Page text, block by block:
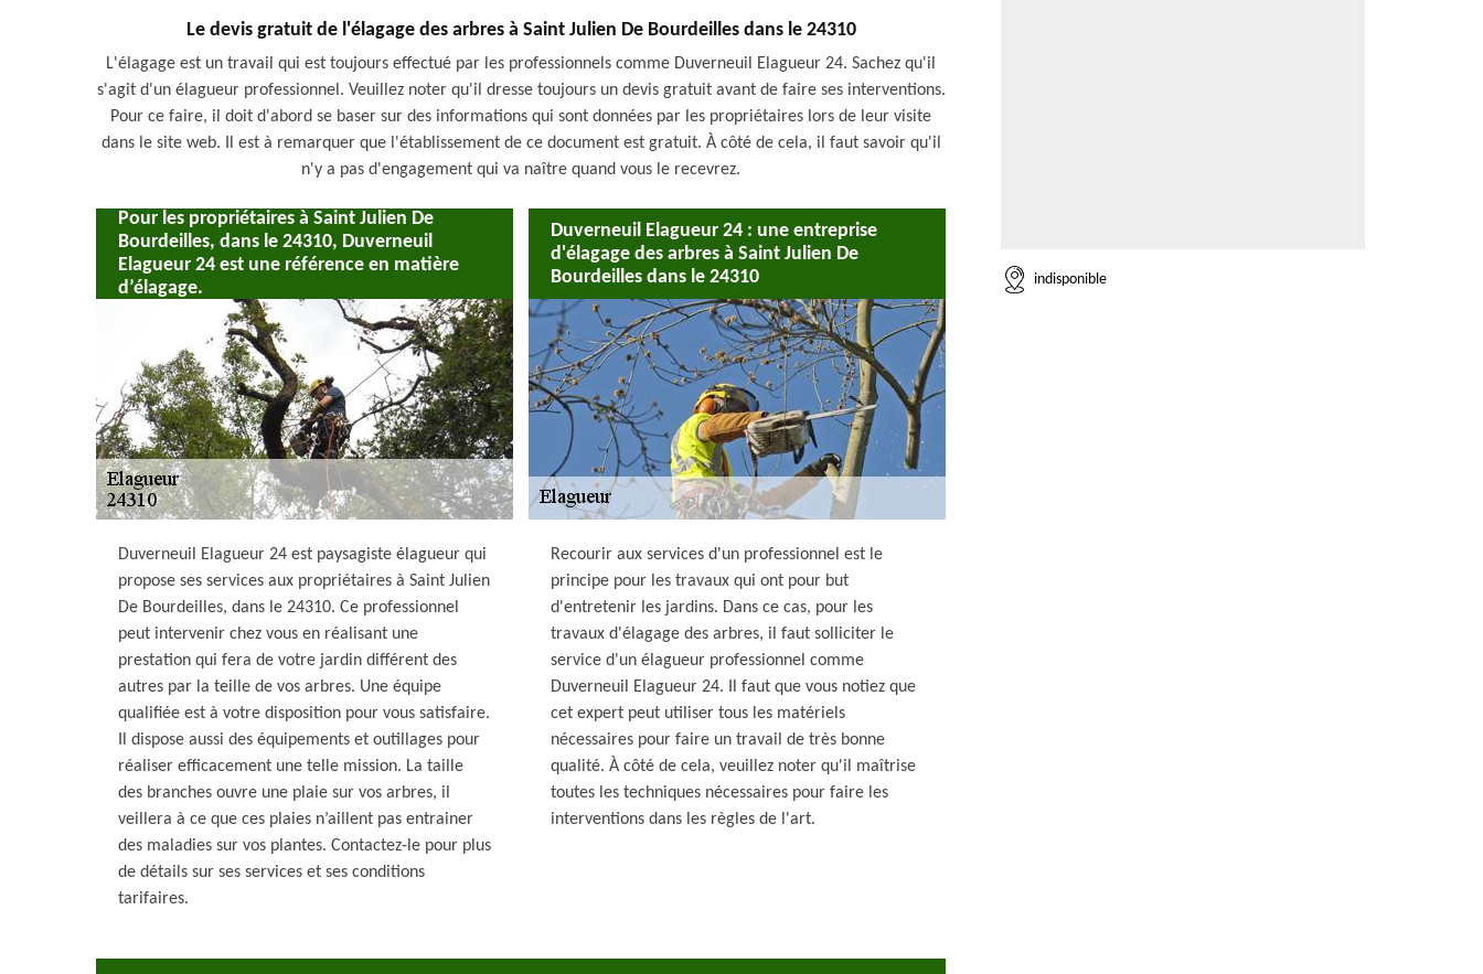
Le devis gratuit de l'élagage des arbres à Saint Julien De Bourdeilles dans le 24310
L'élagage est un travail qui est toujours effectué par les professionnels comme Duverneuil Elagueur 24. Sachez qu'il
s'agit d'un élagueur professionnel. Veuillez noter qu'il dresse toujours un devis gratuit avant de faire ses interventions.
Pour ce faire, il doit d'abord se baser sur des informations qui sont données par les propriétaires lors de leur visite
dans le site web. Il est à remarquer que l'établissement de ce document est gratuit. À côté de cela, il faut savoir qu'il
n'y a pas d'engagement qui va naître quand vous le recevrez.
Pour les propriétaires à Saint Julien De
Bourdeilles, dans le 24310, Duverneuil
Elagueur 24 est une référence en matière
d’élagage.
Duverneuil Elagueur 24 est paysagiste élagueur qui
propose ses services aux propriétaires à Saint Julien
De Bourdeilles, dans le 24310. Ce professionnel
peut intervenir chez vous en réalisant une
prestation qui fera de votre jardin différent des
autres par la teille de vos arbres. Une équipe
qualifiée est à votre disposition pour vous satisfaire.
Il dispose aussi des équipements et outillages pour
réaliser efficacement une telle mission. La taille
des branches ouvre une plaie sur vos arbres, il
veillera à ce que ces plaies n’aillent pas entrainer
des maladies sur vos plantes. Contactez-le pour plus
de détails sur ses services et ses conditions
tarifaires.
Duverneuil Elagueur 24 : une entreprise
d'élagage des arbres à Saint Julien De
Bourdeilles dans le 24310
Recourir aux services d'un professionnel est le
principe pour les travaux qui ont pour but
d'entretenir les jardins. Dans ce cas, pour les
travaux d'élagage des arbres, il faut solliciter le
service d'un élagueur professionnel comme
Duverneuil Elagueur 24. Il faut que vous notiez que
cet expert peut utiliser tous les matériels
nécessaires pour faire un travail de très bonne
qualité. À côté de cela, veuillez noter qu'il maîtrise
toutes les techniques nécessaires pour faire les
interventions dans les règles de l'art.
indisponible